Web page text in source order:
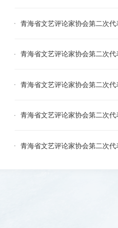
青海省文艺评论家协会第二次代
青海省文艺评论家协会第二次代
青海省文艺评论家协会第二次代
青海省文艺评论家协会第二次代
青海省文艺评论家协会第二次代